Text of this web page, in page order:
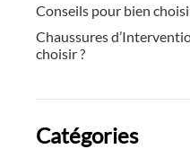
Conseils pour bien
Chaussures
choisir ?
Catégories